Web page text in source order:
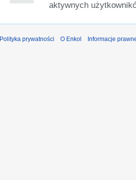
aktywnych
Polityka prywatności O Enkol Informacje